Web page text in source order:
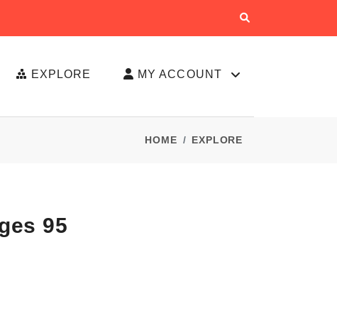
EXPLORE MY ACCOUNT
HOME EXPLORE
95